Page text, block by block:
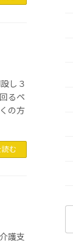
し３
るペ
の方
む
護支